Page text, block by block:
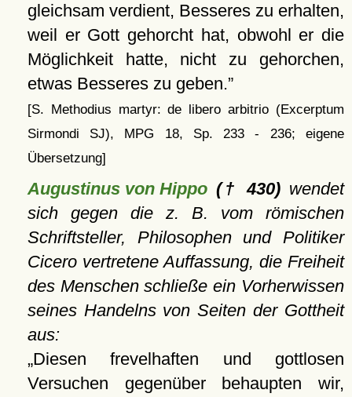
gleichsam verdient, Besseres zu erhalten,
weil er Gott gehorcht hat, obwohl er die
Möglichkeit hatte, nicht zu gehorchen,
etwas Besseres zu geben.
[S. Methodius martyr: de libero arbitrio (Excerptum
Sirmondi SJ), MPG 18, Sp. 233 - 236; eigene
Übersetzung]
Augustinus von Hippo(† 430) wendet
sich gegen die z. B. vom römischen
Schriftsteller, Philosophen und Politiker
Cicero vertretene Auffassung, die Freiheit
des Menschen schließe ein Vorherwissen
seines Handelns von Seiten der Gottheit
aus:
Diesen frevelhaften und gottlosen
Versuchen gegenüber behaupten wir,